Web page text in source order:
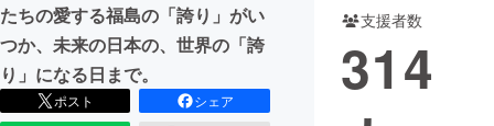
たちの愛する福島の「誇り」がい
つか、未来の日本の、世界の「誇
り」になる日まで。
ポスト
シェア
支援者数
314